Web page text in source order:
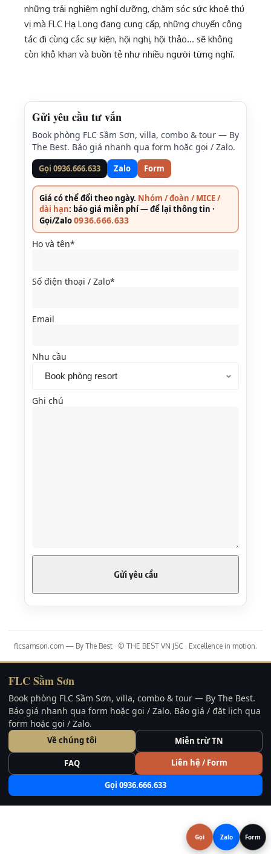
những trải nghiệm nghỉ dưỡng, chăm sóc sức khoẻ thú
vị mà FLC Hạ Long đang cung cấp, những chuyến công
tác đi cùng các sự kiện, hội nghị, hội thảo… sẽ không
còn khô khan và buồn tẻ như nhiều người từng nghĩ.
Gửi yêu cầu tư vấn
Book phòng FLC Sầm Sơn, villa, combo & tour — By
The Best. Báo giá nhanh qua form hoặc gọi / Zalo.
Gọi 0936.666.633 Zalo Form
Giá có thể đổi theo ngày. Nhóm / đoàn / MICE /
dài hạn: báo giá miễn phí — để lại thông tin ·
Gọi/Zalo0936.666.633
Họ và tên*
Số điện thoại / Zalo*
Email
Nhu cầu
Ghi chú
flcsamson.com — By The Best · © THE BEST VN JSC · Excellence in motion.
FLC Sầm Sơn
Book phòng FLC Sầm Sơn, villa, combo & tour — By The Best.
Báo giá nhanh qua form hoặc gọi / Zalo. Báo giá / đặt lịch qua
form hoặc gọi / Zalo.
Về chúng tôi Miễn trừ TN
FAQ Liên hệ / Form
Gọi 0936.666.633
Gọi Zalo Form